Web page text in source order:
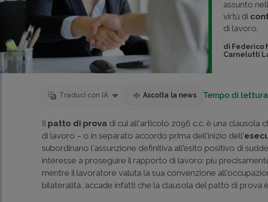
assunto
virtù di
di lavoro.
di Federico
Carnelutti
Traduci con IA Ascolta la news Tempo di
Il patto di prova di cui all'articolo 2096 c.c. è una
di lavoro – o in separato accordo prima dell'inizio dell'
subordinano l'assunzione definitiva all'esito positivo di
interesse a proseguire il rapporto di lavoro: più
mentre il lavoratore valuta la sua convenzione
bilateralità, accade infatti che la clausola del patto di